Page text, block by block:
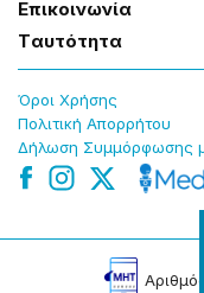
Επɩκοɩνωνία
Tαυτότητα
Όροɩ Χρήσης
Πολɩτɩκή Απορρήτου
Δήλωση Συμμόρφωσης